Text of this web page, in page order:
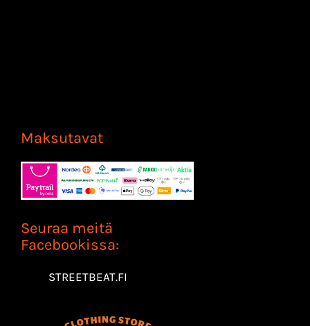
Maksutavat
Seuraa meitä
Facebookissa:
STREETBEAT.FI